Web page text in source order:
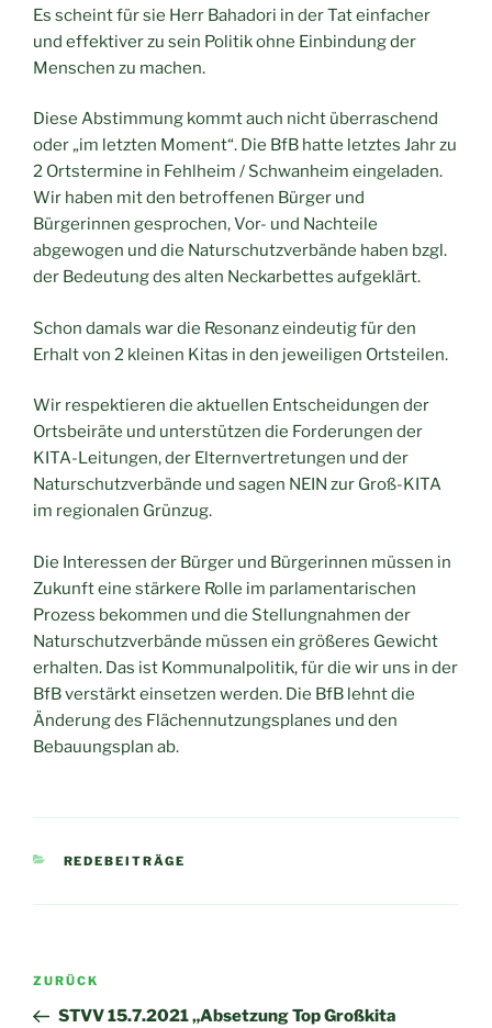
Es scheint für sie Herr Bahadori in der Tat einfacher
und effektiver zu sein Politik ohne Einbindung der
Menschen zu machen.
Diese Abstimmung kommt auch nicht überraschend
oder „im letzten Moment“. Die BfB hatte letztes Jahr zu
2 Ortstermine in Fehlheim / Schwanheim eingeladen.
Wir haben mit den betroffenen Bürger und
Bürgerinnen gesprochen, Vor- und Nachteile
abgewogen und die Naturschutzverbände haben bzgl.
der Bedeutung des alten Neckarbettes aufgeklärt.
Schon damals war die Resonanz eindeutig für den
Erhalt von 2 kleinen Kitas in den jeweiligen Ortsteilen.
Wir respektieren die aktuellen Entscheidungen der
Ortsbeiräte und unterstützen die Forderungen der
KITA-Leitungen, der Elternvertretungen und der
Naturschutzverbände und sagen NEIN zur Groß-KITA
im regionalen Grünzug.
Die Interessen der Bürger und Bürgerinnen müssen in
Zukunft eine stärkere Rolle im parlamentarischen
Prozess bekommen und die Stellungnahmen der
Naturschutzverbände müssen ein größeres Gewicht
erhalten. Das ist Kommunalpolitik, für die wir uns in der
BfB verstärkt einsetzen werden. Die BfB lehnt die
Änderung des Flächennutzungsplanes und den
Bebauungsplan ab.
KATEGORIEN
REDEBEITRÄGE
Beitragsnavigation
Vorheriger
Beitrag
ZURÜCK
STVV 15.7.2021 „Absetzung Top Großkita